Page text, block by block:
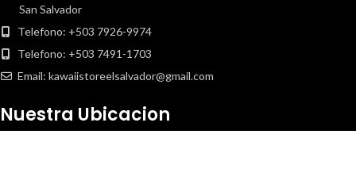
San Salvador
Telefono: +503 7926-9974
Telefono: +503 7491-1703
Email: kawaiistoreelsalvador@gmail.com
Nuestra Ubicacion